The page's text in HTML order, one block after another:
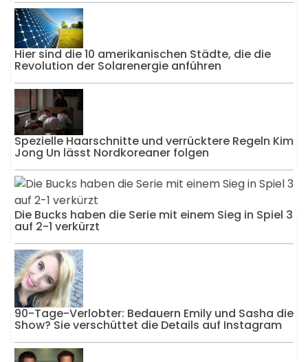
Hier sind die 10 amerikanischen Städte, die die
Revolution der Solarenergie anführen
Spezielle Haarschnitte und verrücktere Regeln Kim
Jong Un lässt Nordkoreaner folgen
Die Bucks haben die Serie mit einem Sieg in Spiel 3
auf 2-1 verkürzt
90-Tage-Verlobter: Bedauern Emily und Sasha die
Show? Sie verschüttet die Details auf Instagram